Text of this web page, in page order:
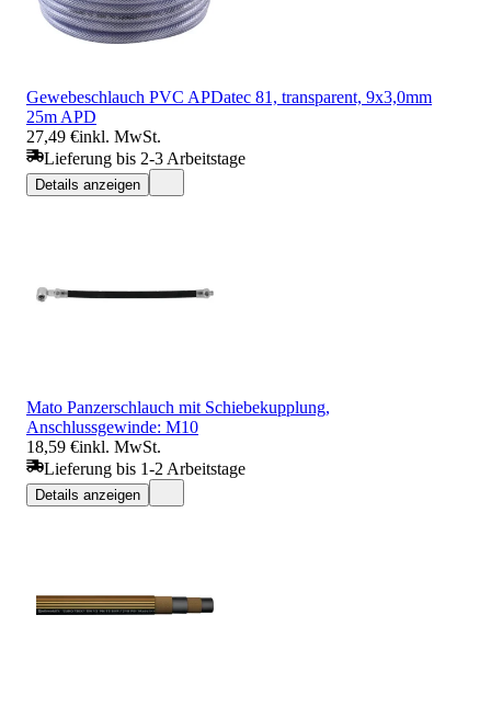
Gewebeschlauch PVC APDatec 81, transparent, 9x3,0mm
25m APD
27,49 €inkl. MwSt.
Lieferung bis 2-3 Arbeitstage
Details anzeigen
Mato Panzerschlauch mit Schiebekupplung,
Anschlussgewinde: M10
18,59 €inkl. MwSt.
Lieferung bis 1-2 Arbeitstage
Details anzeigen